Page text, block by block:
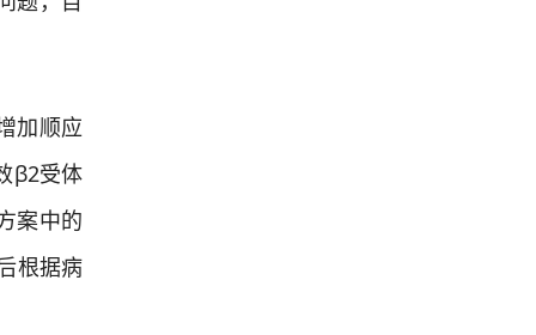
加顺应
β2受体
案中的
根据病